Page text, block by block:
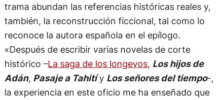
trama abundan las referencias históricas reales y,
también, la reconstrucción ficcional, tal como lo
reconoce la autora española en el epílogo.
«Después de escribir varias novelas de corte
histórico –La saga de los longevos, Los hijos de
Adán, Pasaje a Tahitíy Los señores del tiempo-,
la experiencia en este oficio me ha enseñado que